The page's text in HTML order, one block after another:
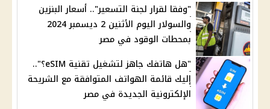
"وفقا لقرار لجنة التسعير".. أسعار البنزين
والسولار اليوم الأثنين 2 ديسمبر 2024
بمحطات الوقود في مصر
"هل هاتفك جاهز لتشغيل تقنية eSIM؟"..
إليك قائمة الهواتف المتوافقة مع الشريحة
الإلكترونية الجديدة في مصر